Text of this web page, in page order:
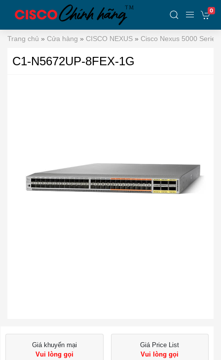
0
Trang chủ » Cửa hàng » CISCO NEXUS » Cisco Nexus 5000 Series
C1-N5672UP-8FEX-1G
Giá khuyến mại
Vui lòng gọi
Giá Price List
Vui lòng gọi